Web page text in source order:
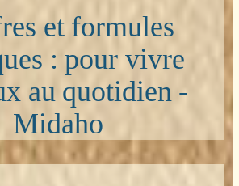
et formules
: pour vivre
au quotidien -
Midaho